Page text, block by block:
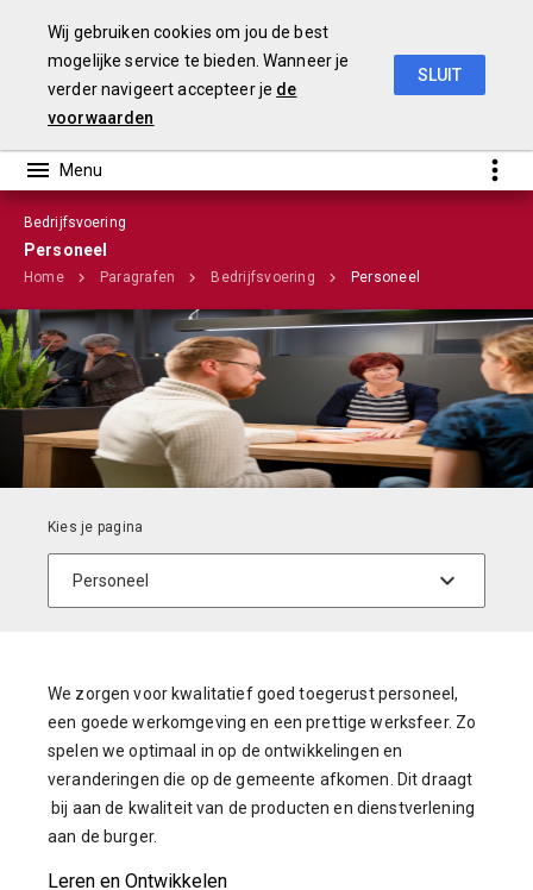
Bedrijfsvoering
Personeel
Home Paragrafen Bedrijfsvoering Personeel
We zorgen voor kwalitatief goed toegerust personeel,
een goede werkomgeving en een prettige werksfeer. Zo
spelen we optimaal in op de ontwikkelingen en
veranderingen die op de gemeente afkomen. Dit draagt
bij aan de kwaliteit van de producten en dienstverlening
aan de burger.
Leren en Ontwikkelen
Wij gebruiken cookies om jou de best
mogelijke service te bieden. Wanneer je
verder navigeert accepteer je de
voorwaarden
SLUIT